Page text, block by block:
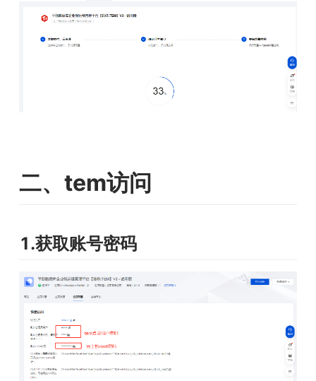
二、tem访问
1.获取账号密码